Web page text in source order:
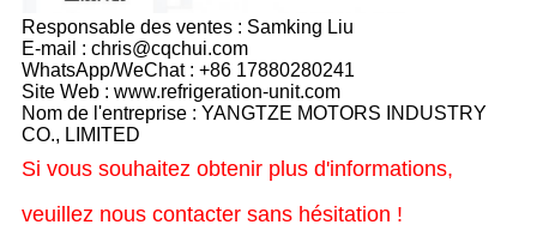
Responsable des ventes : Samking Liu
E-mail : chris@cqchui.com
WhatsApp/WeChat : +86 17880280241
Site Web : www.refrigeration-unit.com
Nom de l'entreprise : YANGTZE MOTORS INDUSTRY
CO., LIMITED
Si vous souhaitez obtenir plus d'informations,
veuillez nous contacter sans hésitation !